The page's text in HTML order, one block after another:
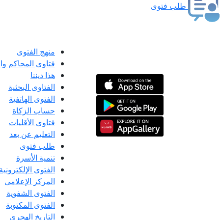
طلب فتوى
منهج الفتوى
فتاوى المحاكم
هذا ديننا
الفتاوى البحثية
الفتوى الهاتفية
حساب الزكاة
فتاوى الأقليات
التعليم عن بعد
طلب فتوى
تنمية الأسرة
الفتوى الإلكترونية
المركز الإعلامى
الفتوى الشفوية
الفتوى المكتوبة
التاريخ الهجري